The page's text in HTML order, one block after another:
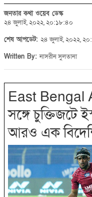
জনতার কথা ওয়েব ডেস্ক
২৪ জুলাই, ২০২২, ২০:১৮:৪০
শেষ আপডেট: ২৪ জুলাই, ২০২২,
Written By:নাসরীন সুলতানা
East Bengal
সঙ্গে চুক্তিজটে
আরও এক